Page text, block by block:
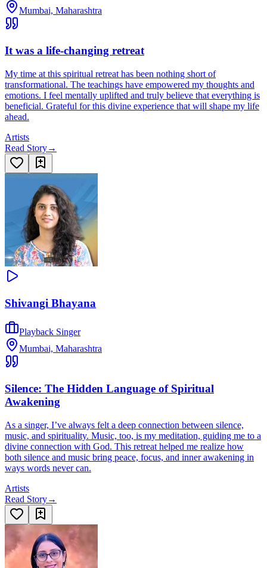
Mumbai, Maharashtra
It was a life-changing retreat
My time at this spiritual retreat has been nothing short of
transformational. The teachings have empowered my thoughts and
emotions. I feel mentally uplifted and truly believe that everything is
beneficial. Grateful for this divine experience that will shape my life
ahead.
Artists
Read Story→
Shivangi Bhayana
Playback Singer
Mumbai, Maharashtra
Silence: The Hidden Language of Spiritual
Awakening
As a singer, I’ve always felt a deep connection between silence,
music, and spirituality. Music, too, is my meditation, guiding me to a
divine connection with God. This retreat helped me realize how
both silence and music bring peace, focus, and inner awakening in
ways words never can.
Artists
Read Story→